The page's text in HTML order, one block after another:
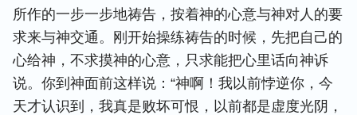
所作的一步一步地祷告，按着神的心意与神对人的要
求来与神交通。刚开始操练祷告的时候，先把自己的
心给神，不求摸神的心意，只求能把心里话向神诉
说。你到神面前这样说：“神啊！我以前悖逆你，今
天才认识到，我真是败坏可恨，以前都是虚度光阴，